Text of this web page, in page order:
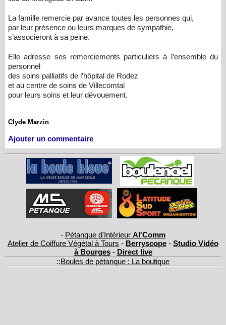
La famille remercie par avance toutes les personnes qui,
par leur présence ou leurs marques de sympathie,
s’associeront à sa peine.
Elle adresse ses remerciements particuliers à l’ensemble du
personnel
des soins palliatifs de l’hôpital de Rodez
et au centre de soins de Villecomtal
pour leurs soins et leur dévouement.
Clyde Marzin
Ajouter un commentaire
- Pétanque d'Intérieur Al'Comm
Atelier de Coiffure Végétal à Tours - Berryscope - Studio Vidéo
à Bourges- Direct live
::Boules de pétanque : La boutique